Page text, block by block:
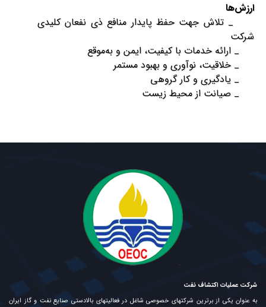
ارزش‌ها
_ تلاش جهت حفظ پایدار منافع ذی نفعان کلیدی
شرکت
_ ارائه خدمات با کیفیت، ایمن و به‌موقع
_ خلاقیت، نوآوری و بهبود مستمر
_ یادگیری و کار گروهی
_ صیانت از محیط زیست
شرکت عملیات اکتشاف نفت
به عنوان یکی از برترین شرکتهای خصوصی شاغل در فعالیتهای بالادستی صنایع نفت و گاز ایران